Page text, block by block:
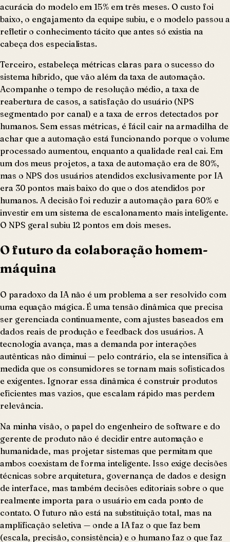
acurácia do modelo em 15% em três meses. O custo foi
baixo, o engajamento da equipe subiu, e o modelo passou a
refletir o conhecimento tácito que antes só existia na
cabeça dos especialistas.
Terceiro, estabeleça métricas claras para o sucesso do
sistema híbrido, que vão além da taxa de automação.
Acompanhe o tempo de resolução médio, a taxa de
reabertura de casos, a satisfação do usuário (NPS
segmentado por canal) e a taxa de erros detectados por
humanos. Sem essas métricas, é fácil cair na armadilha de
achar que a automação está funcionando porque o volume
processado aumentou, enquanto a qualidade real cai. Em
um dos meus projetos, a taxa de automação era de 80%,
mas o NPS dos usuários atendidos exclusivamente por IA
era 30 pontos mais baixo do que o dos atendidos por
humanos. A decisão foi reduzir a automação para 60% e
investir em um sistema de escalonamento mais inteligente.
O NPS geral subiu 12 pontos em dois meses.
O futuro da colaboração homem-
máquina
O paradoxo da IA não é um problema a ser resolvido com
uma equação mágica. É uma tensão dinâmica que precisa
ser gerenciada continuamente, com ajustes baseados em
dados reais de produção e feedback dos usuários. A
tecnologia avança, mas a demanda por interações
autênticas não diminui — pelo contrário, ela se intensifica à
medida que os consumidores se tornam mais sofisticados
e exigentes. Ignorar essa dinâmica é construir produtos
eficientes mas vazios, que escalam rápido mas perdem
relevância.
Na minha visão, o papel do engenheiro de software e do
gerente de produto não é decidir entre automação e
humanidade, mas projetar sistemas que permitam que
ambos coexistam de forma inteligente. Isso exige decisões
técnicas sobre arquitetura, governança de dados e design
de interface, mas também decisões editoriais sobre o que
realmente importa para o usuário em cada ponto de
contato. O futuro não está na substituição total, mas na
amplificação seletiva — onde a IA faz o que faz bem
(escala, precisão, consistência) e o humano faz o que faz